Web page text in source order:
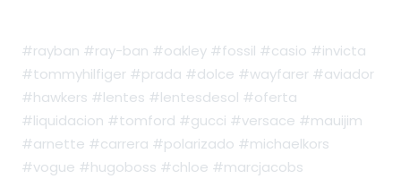
#rayban #ray-ban #oakley #fossil #casio #invicta
#tommyhilfiger #prada #dolce #wayfarer #aviador
#hawkers #lentes #lentesdesol #oferta
#liquidacion #tomford #gucci #versace #mauijim
#arnette #carrera #polarizado #michaelkors
#vogue #hugoboss #chloe #marcjacobs